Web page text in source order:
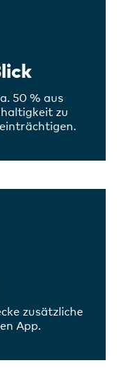
50 % aus
zu
zusätzliche
App.